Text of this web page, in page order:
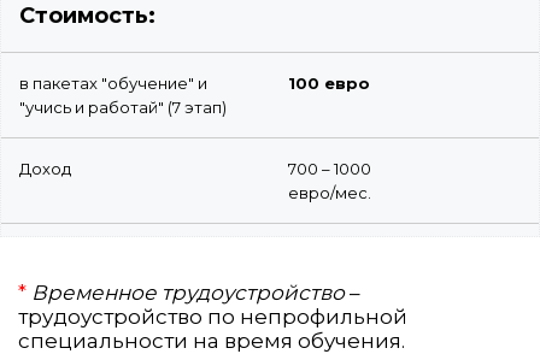
Стоимость:
в пакетах "обучение" и
"учись и работай" (7 этап)
100 евро
Доход
700 – 1000
евро/мес.
* Временное трудоустройство–
трудоустройство по непрофильной
специальности на время обучения.